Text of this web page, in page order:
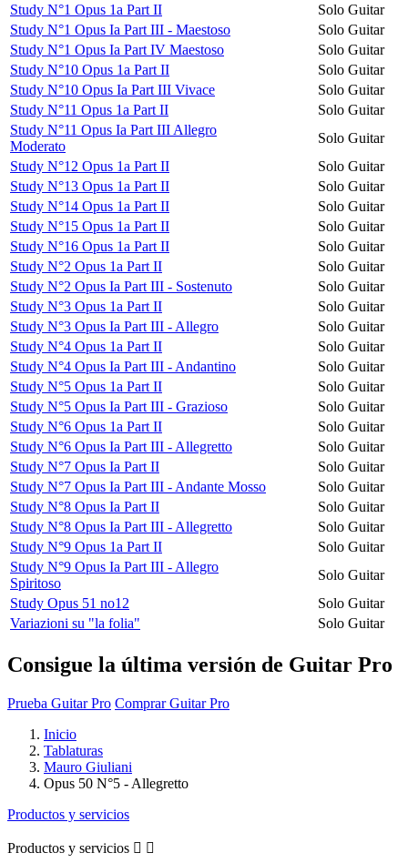
Study N°1 Opus 1a Part II
Solo Guitar
Study N°1 Opus Ia Part III - Maestoso
Solo Guitar
Study N°1 Opus Ia Part IV Maestoso
Solo Guitar
Study N°10 Opus 1a Part II
Solo Guitar
Study N°10 Opus Ia Part III Vivace
Solo Guitar
Study N°11 Opus 1a Part II
Solo Guitar
Study N°11 Opus Ia Part III Allegro
Moderato
Solo Guitar
Study N°12 Opus 1a Part II
Solo Guitar
Study N°13 Opus 1a Part II
Solo Guitar
Study N°14 Opus 1a Part II
Solo Guitar
Study N°15 Opus 1a Part II
Solo Guitar
Study N°16 Opus 1a Part II
Solo Guitar
Study N°2 Opus 1a Part II
Solo Guitar
Study N°2 Opus Ia Part III - Sostenuto
Solo Guitar
Study N°3 Opus 1a Part II
Solo Guitar
Study N°3 Opus Ia Part III - Allegro
Solo Guitar
Study N°4 Opus 1a Part II
Solo Guitar
Study N°4 Opus Ia Part III - Andantino
Solo Guitar
Study N°5 Opus 1a Part II
Solo Guitar
Study N°5 Opus Ia Part III - Grazioso
Solo Guitar
Study N°6 Opus 1a Part II
Solo Guitar
Study N°6 Opus Ia Part III - Allegretto
Solo Guitar
Study N°7 Opus Ia Part II
Solo Guitar
Study N°7 Opus Ia Part III - Andante Mosso
Solo Guitar
Study N°8 Opus Ia Part II
Solo Guitar
Study N°8 Opus Ia Part III - Allegretto
Solo Guitar
Study N°9 Opus 1a Part II
Solo Guitar
Study N°9 Opus Ia Part III - Allegro
Spiritoso
Solo Guitar
Study Opus 51 no12
Solo Guitar
Variazioni su "la folia"
Solo Guitar
Consigue la última versión de Guitar Pro
Prueba Guitar Pro Comprar Guitar Pro
Inicio
Tablaturas
Mauro Giuliani
Opus 50 N°5 - Allegretto
Productos y servicios
Productos y servicios  